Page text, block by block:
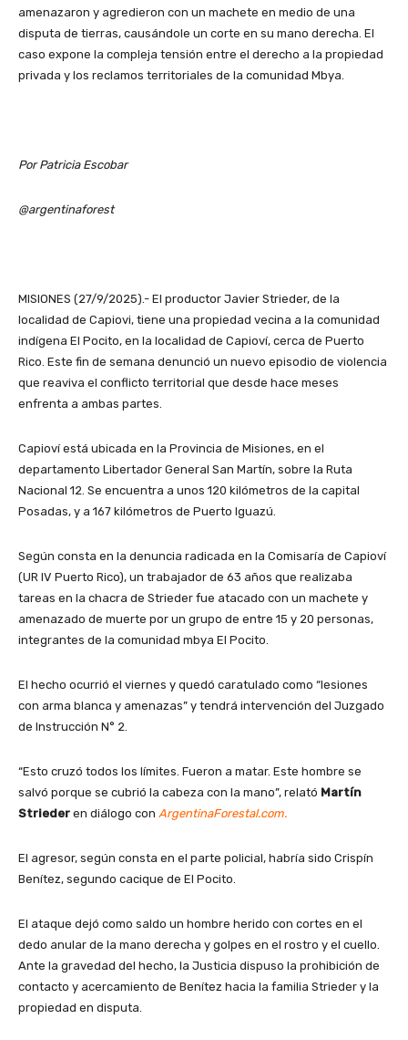
amenazaron y agredieron con un machete en medio de una
disputa de tierras, causándole un corte en su mano derecha. El
caso expone la compleja tensión entre el derecho a la propiedad
privada y los reclamos territoriales de la comunidad Mbya.
Por Patricia Escobar
@argentinaforest
MISIONES (27/9/2025).- El productor Javier Strieder, de la
localidad de Capiovi, tiene una propiedad vecina a la comunidad
indígena El Pocito, en la localidad de Capioví, cerca de Puerto
Rico. Este fin de semana denunció un nuevo episodio de violencia
que reaviva el conflicto territorial que desde hace meses
enfrenta a ambas partes.
Capioví está ubicada en la Provincia de Misiones, en el
departamento Libertador General San Martín, sobre la Ruta
Nacional 12. Se encuentra a unos 120 kilómetros de la capital
Posadas, y a 167 kilómetros de Puerto Iguazú.
Según consta en la denuncia radicada en la Comisaría de Capioví
(UR IV Puerto Rico), un trabajador de 63 años que realizaba
tareas en la chacra de Strieder fue atacado con un machete y
amenazado de muerte por un grupo de entre 15 y 20 personas,
integrantes de la comunidad mbya El Pocito.
El hecho ocurrió el viernes y quedó caratulado como “lesiones
con arma blanca y amenazas” y tendrá intervención del Juzgado
de Instrucción N° 2.
“Esto cruzó todos los límites. Fueron a matar. Este hombre se
salvó porque se cubrió la cabeza con la mano”, relató Martín
Strieder en diálogo con ArgentinaForestal.com.
El agresor, según consta en el parte policial, habría sido Crispín
Benítez, segundo cacique de El Pocito.
El ataque dejó como saldo un hombre herido con cortes en el
dedo anular de la mano derecha y golpes en el rostro y el cuello.
Ante la gravedad del hecho, la Justicia dispuso la prohibición de
contacto y acercamiento de Benítez hacia la familia Strieder y la
propiedad en disputa.